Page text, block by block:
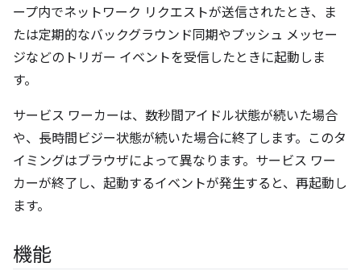
ープ内でネットワーク リクエストが送信されたとき、ま
たは定期的なバックグラウンド同期やプッシュ メッセー
ジなどのトリガー イベントを受信したときに起動しま
す。
サービス ワーカーは、数秒間アイドル状態が続いた場合
や、長時間ビジー状態が続いた場合に終了します。このタ
イミングはブラウザによって異なります。サービス ワー
カーが終了し、起動するイベントが発生すると、再起動し
ます。
機能